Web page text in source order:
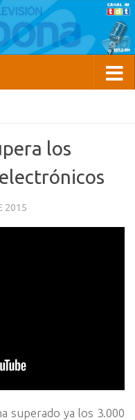
los
2015
superado ya los 3.000